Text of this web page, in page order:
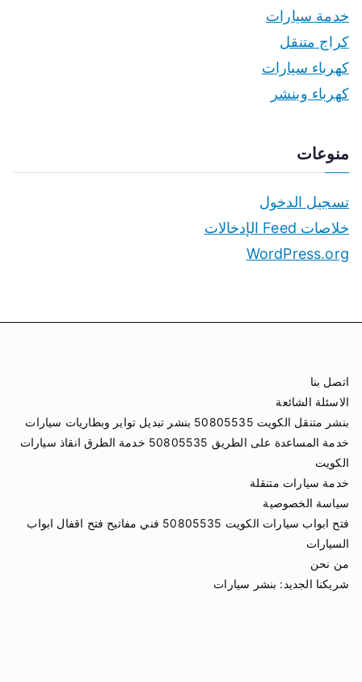
خدمة سيارات
كراج متنقل
كهرباء سيارات
كهرباء وبنشر
منوعات
تسجيل الدخول
خلاصات Feed الإدخالات
WordPress.org
اتصل بنا
الاسئلة الشائعة
بنشر متنقل الكويت 50805535 بنشر تبديل تواير وبطاريات سيارات
خدمة المساعدة على الطريق 50805535 خدمة الطرق انقاذ سيارات
الكويت
خدمة سيارات متنقلة
سياسة الخصوصية
فتح ابواب سيارات الكويت 50805535 فني مفاتيح فتح اقفال ابواب
السيارات
من نحن
شريكنا الجديد: بنشر سيارات